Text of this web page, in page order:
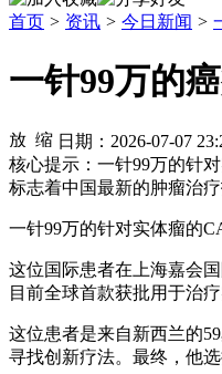
首页 > 资讯 > 今日新闻 >
一针99万的
日期：2026-07-07
核心提示：一针99万的针
标志着中国最新的肿瘤治
一针99万的针对实体瘤的
这位国际患者在上海嘉会
目前全球首款获批用于治
这位患者是来自新西兰的
寻找创新疗法。最终，他